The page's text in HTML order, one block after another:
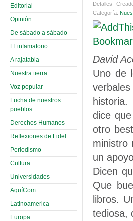
Editorial
Opinión
De sábado a sábado
El infamatorio
A rajatabla
Nuestra tierra
Voz popular
Lucha de nuestros
pueblos
Derechos Humanos
Reflexiones de Fidel
Periodismo
Cultura
Universidades
AquíCom
Latinoamerica
Europa
Detalles
Categoría:
David
Uno de
historia.
dice
otro
ministro
un
Dicen
Que
libros.
tediosa,